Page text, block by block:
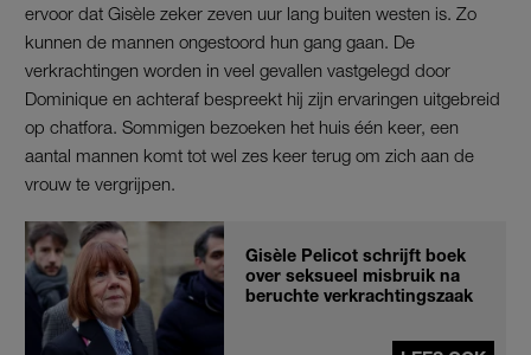
ervoor dat Gisèle zeker zeven uur lang buiten westen is. Zo
kunnen de mannen ongestoord hun gang gaan. De
verkrachtingen worden in veel gevallen vastgelegd door
Dominique en achteraf bespreekt hij zijn ervaringen uitgebreid
op chatfora. Sommigen bezoeken het huis één keer, een
aantal mannen komt tot wel zes keer terug om zich aan de
vrouw te vergrijpen.
Gisèle Pelicot schrijft boek
over seksueel misbruik na
beruchte verkrachtingszaak